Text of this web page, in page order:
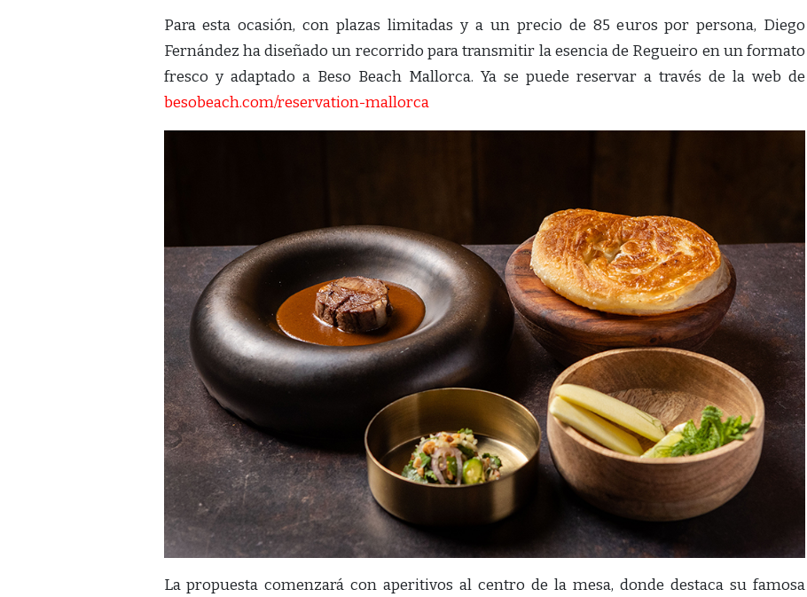
Para esta ocasión, con plazas limitadas y a un precio de 85 euros por persona, Diego
Fernández ha diseñado un recorrido para transmitir la esencia de Regueiro en un formato
fresco y adaptado a Beso Beach Mallorca. Ya se puede reservar a través de la web de
besobeach.com/reservation-mallorca
La propuesta comenzará con aperitivos al centro de la mesa, donde destaca su famosa